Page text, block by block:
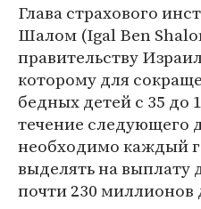
Глава страхового
Шалом (Igal Ben
правительству
которому для
бедных детей с 35 до
течение следующего
необходимо каждый
выделять на выплату
почти 230 миллионов